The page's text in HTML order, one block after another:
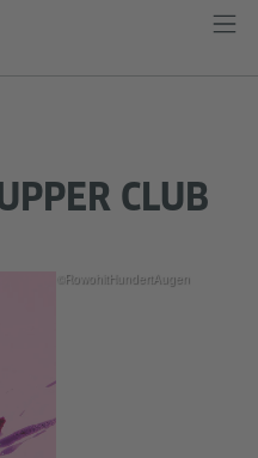
CLUB
©RowohltHundertAugen